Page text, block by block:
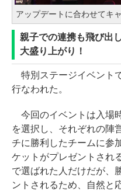
アップデートに合わせてキ
親子での連携も飛び出
大盛り上がり！
特別ステージイベント
行なわれた。
今回のイベントは入場
を選択し、それぞれの陣
チに勝利したチームに参
ケットがプレゼントされ
で選ばれた人だけだが、
ントされるため、自然と